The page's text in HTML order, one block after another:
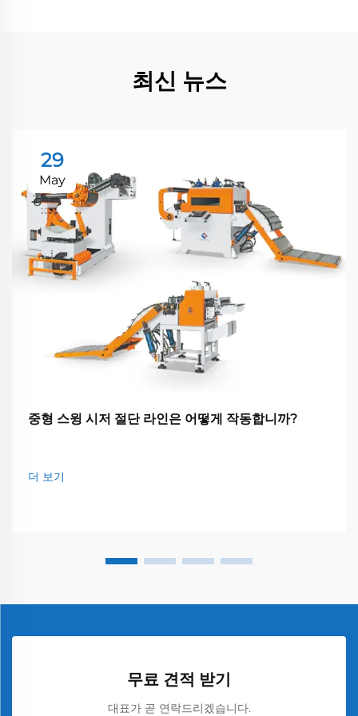
최신 뉴스
29
May
중형 스윙 시저 절단 라인은 어떻게 작동합니까?
더 보기
무료 견적 받기
대표가 곧 연락드리겠습니다.